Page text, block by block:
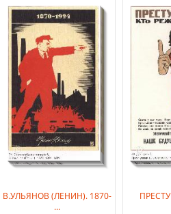
В.УЛЬЯНОВ (ЛЕНИН). 1870-
...